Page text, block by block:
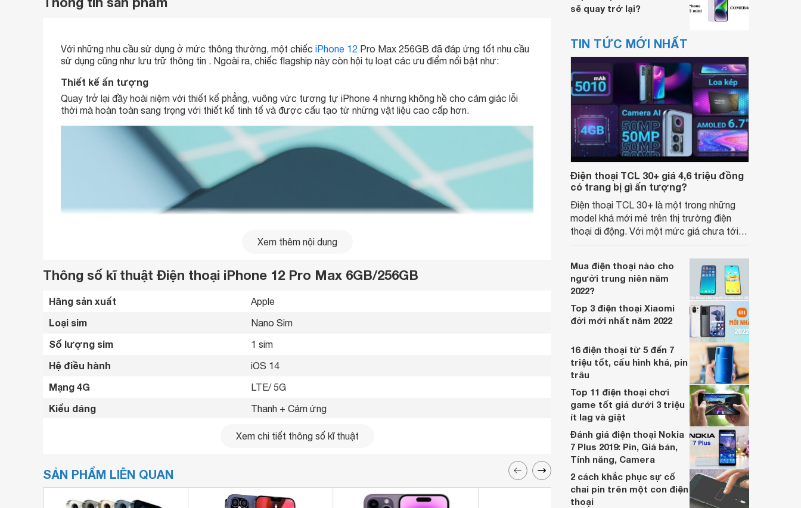
Với những nhu cầu sử dụng ở mức thông thường, một chiếc iPhone 12 Pro Max 256GB đã đáp ứng tốt nhu cầu
sử dụng cũng như lưu trữ thông tin . Ngoài ra, chiếc flagship này còn hội tụ loạt các ưu điểm nổi bật như:
Thiết kế ấn tượng
Quay trở lại đầy hoài niệm với thiết kế phẳng, vuông vức tương tự iPhone 4 nhưng không hề cho cảm giác lỗi
thời mà hoàn toàn sang trọng với thiết kế tinh tế và được cấu tạo từ những vật liệu cao cấp hơn.
nhiệm, phần khung cấu tạo từ thép không gỉ cực kỳ chắc chắn. Mang lại khả năng chống trầy, chống va đập tốt
hơn.
Xem thêm nội dung
Thông số kĩ thuật Điện thoại iPhone 12 Pro Max 6GB/256GB
Hãng sản xuất Apple
Loại sim Nano Sim
Số lượng sim 1 sim
Hệ điều hành iOS 14
Mạng 4G LTE/ 5G
Kiểu dáng Thanh + Cảm ứng
Mobifone, Vinafone, Viettel
Kích thước
228 g
Xem chi tiết thông số kĩ thuật
SẢN PHẨM LIÊN QUAN
sẽ quay trở lại?
TIN TỨC MỚI NHẤT
Điện thoại TCL 30+ giá 4,6 triệu đồng
có trang bị gì ấn tượng?
Điện thoại TCL 30+ là một trong những
model khá mới mẻ trên thị trường điện
thoại di động. Với một mức giá chưa tới 5
với nhiều thông số kỹ thuật ấn tượng,
vượt trội nhất. Mọi người hãy tham khảo
những chia sẻ dưới đây để có những
thông tin hữu ích.
Mua điện thoại nào cho
người trung niên năm
2022?
Top 3 điện thoại Xiaomi
đời mới nhất năm 2022
16 điện thoại từ 5 đến 7
triệu tốt, cấu hình khá, pin
trâu
Top 11 điện thoại chơi
game tốt giá dưới 3 triệu
ít lag và giật
Đánh giá điện thoại Nokia
7 Plus 2019: Pin, Giá bán,
Tính năng, Camera
2 cách khắc phục sự cố
chai pin trên một con điện
thoại